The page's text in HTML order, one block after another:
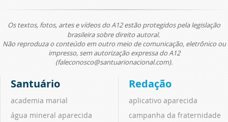
Os textos, fotos, artes e vídeos do A12 estão protegidos pela legislação
brasileira sobre direito autoral.
Não reproduza o conteúdo em outro meio de comunicação, eletrônico ou
impresso, sem autorização expressa do A12
(faleconosco@santuarionacional.com).
Santuário
academia marial
água mineral aparecida
Redação
aplicativo aparecida
campanha da fraternidade